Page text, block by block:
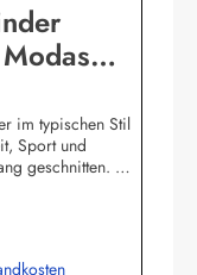
im typischen Stil
Sport und
geschnitten. Die
angenehm auf der